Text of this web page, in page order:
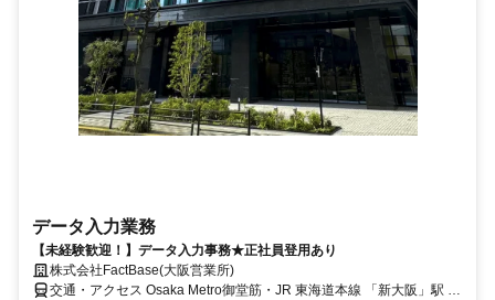
データ入力業務
【未経験歓迎！】データ入力事務★正社員登用あり
株式会社FactBase(大阪営業所)
交通・アクセス Osaka Metro御堂筋・JR 東海道本線 「新大阪」駅 徒